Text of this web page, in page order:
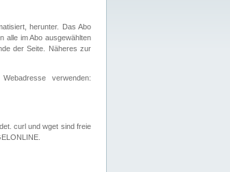
herunter. Das Abo
alle im Abo ausgewählten
der Seite. Näheres zur
verwenden:
curl und wget sind freie